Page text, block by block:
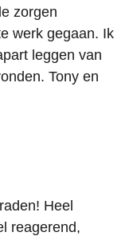
zorgen
werk gegaan. Ik
leggen van
Tony en
Heel
reagerend,